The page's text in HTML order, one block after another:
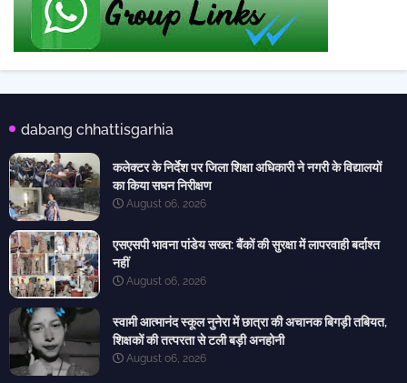
dabang chhattisgarhia
कलेक्टर के निर्देश पर जिला शिक्षा अधिकारी ने नगरी के विद्यालयों
का किया सघन निरीक्षण
August 06, 2026
एसएसपी भावना पांडेय सख्त: बैंकों की सुरक्षा में लापरवाही बर्दाश्त
नहीं
August 06, 2026
स्वामी आत्मानंद स्कूल नुनेरा में छात्रा की अचानक बिगड़ी तबियत,
शिक्षकों की तत्परता से टली बड़ी अनहोनी
August 06, 2026